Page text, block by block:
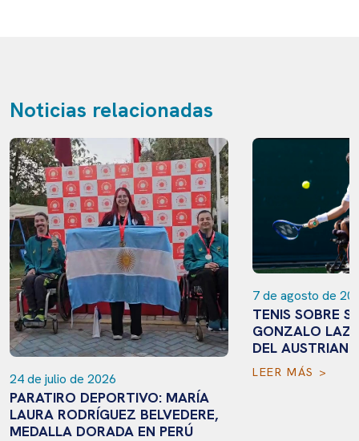
Noticias relacionadas
24 de julio de 2026
PARATIRO DEPORTIVO: MARÍA
LAURA RODRÍGUEZ BELVEDERE,
MEDALLA DORADA EN PERÚ
7 de agosto de
TENIS SOBRE
GONZALO
DEL AUSTRIAN
LEER MÁS >